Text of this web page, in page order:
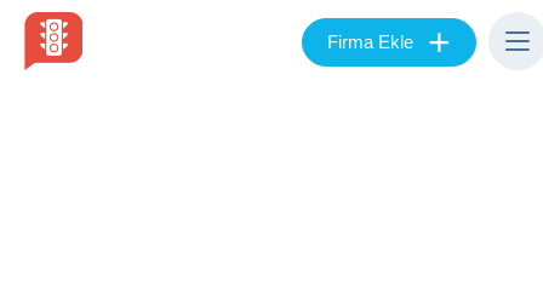
Firma Ekle +